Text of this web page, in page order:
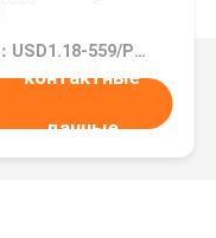
Цена：USD1.18-559/PCS
контактные
данные